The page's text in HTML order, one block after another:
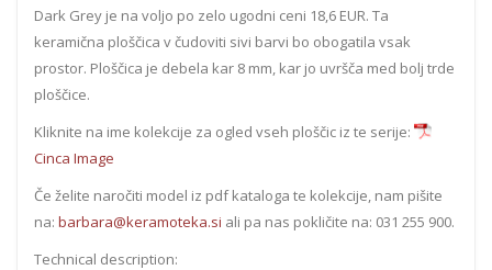
Dark Grey je na voljo po zelo ugodni ceni 18,6 EUR. Ta
keramična ploščica v čudoviti sivi barvi bo obogatila vsak
prostor. Ploščica je debela kar 8 mm, kar jo uvršča med bolj trde
ploščice.
Kliknite na ime kolekcije za ogled vseh ploščic iz te serije:
Cinca Image
Če želite naročiti model iz pdf kataloga te kolekcije, nam pišite
na: barbara@keramoteka.si ali pa nas pokličite na: 031 255 900.
Technical description: